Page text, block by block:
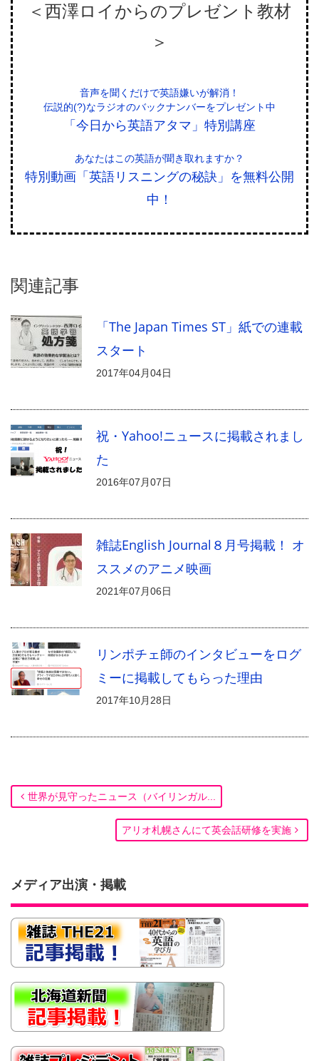
＜西澤ロイからのプレゼント教材
＞
音声を聞くだけで英語嫌いが解消！
伝説的(?)なラジオのバックナンバーをプレゼント中
「今日から英語アタマ」特別講座
あなたはこの英語が聞き取れますか？
特別動画「英語リスニングの秘訣」を無料公開
中！
関連記事
「The Japan Times ST」紙での連載
スタート
2017年04月04日
祝・Yahoo!ニュースに掲載されまし
た
2016年07月07日
雑誌English Journal８月号掲載！ オ
ススメのアニメ映画
2021年07月06日
リンポチェ師のインタビューをログ
ミーに掲載してもらった理由
2017年10月28日
世界が見守ったニュース（バイリンガル...
アリオ札幌さんにて英会話研修を実施
メディア出演・掲載